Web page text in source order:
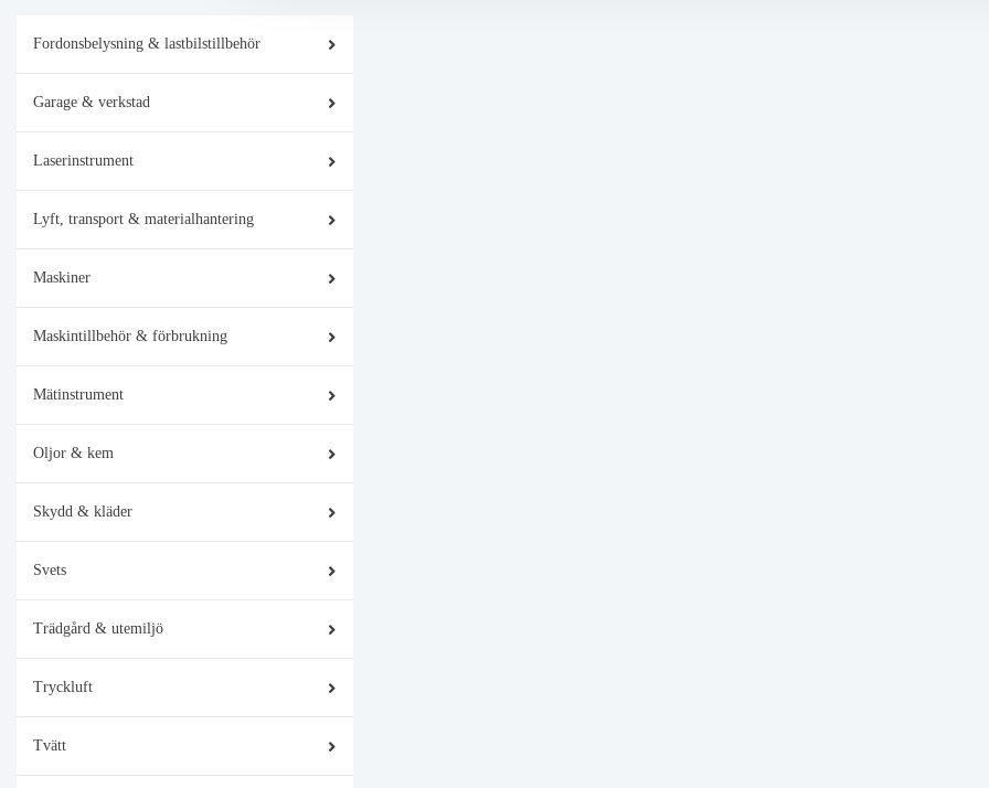
Fordonsbelysning & lastbilstillbehör
Garage & verkstad
Laserinstrument
Lyft, transport & materialhantering
Maskiner
Maskintillbehör & förbrukning
Mätinstrument
Oljor & kem
Skydd & kläder
Svets
Trädgård & utemiljö
Tryckluft
Tvätt